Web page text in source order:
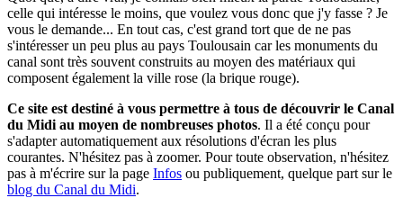
celle qui intéresse le moins, que voulez vous donc que j'y fasse ? Je
vous le demande... En tout cas, c'est grand tort que de ne pas
s'intéresser un peu plus au pays Toulousain car les monuments du
canal sont très souvent construits au moyen des matériaux qui
composent également la ville rose (la brique rouge).
Ce site est destiné à vous permettre à tous de découvrir le Canal
du Midi au moyen de nombreuses photos. Il a été conçu pour
s'adapter automatiquement aux résolutions d'écran les plus
courantes. N'hésitez pas à zoomer. Pour toute observation, n'hésitez
pas à m'écrire sur la page Infos ou publiquement, quelque part sur le
blog du Canal du Midi.